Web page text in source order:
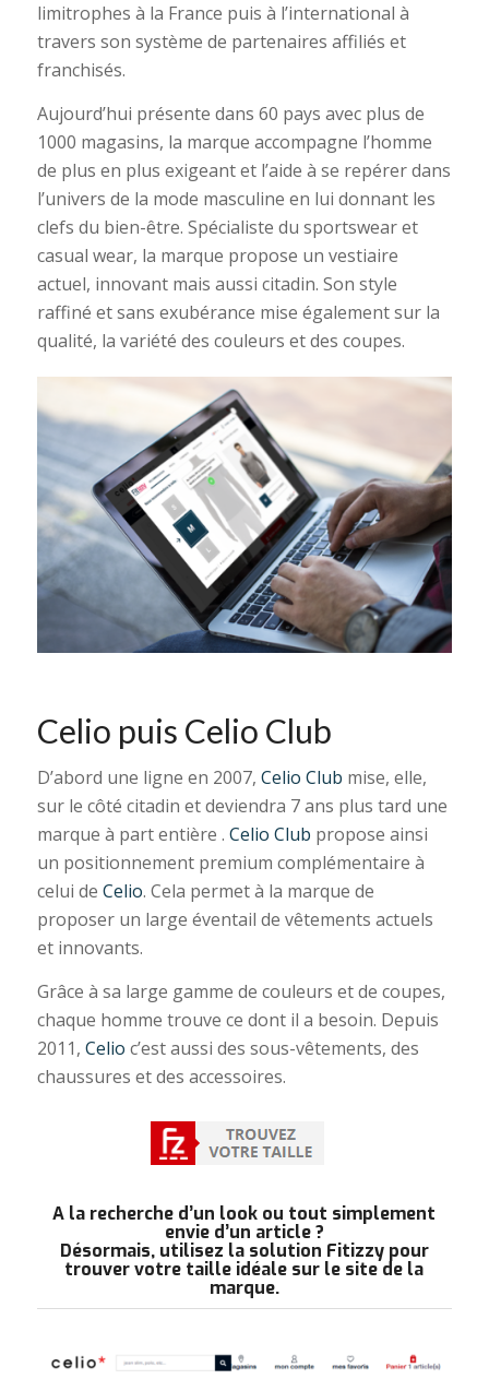
limitrophes à la France puis à l’international à
travers son système de partenaires affiliés et
franchisés.
Aujourd’hui présente dans 60 pays avec plus de
1000 magasins, la marque accompagne l’homme
de plus en plus exigeant et l’aide à se repérer dans
l’univers de la mode masculine en lui donnant les
clefs du bien-être. Spécialiste du sportswear et
casual wear, la marque propose un vestiaire
actuel, innovant mais aussi citadin. Son style
raffiné et sans exubérance mise également sur la
qualité, la variété des couleurs et des coupes.
Celio puis Celio Club
D’abord une ligne en 2007, Celio Club mise, elle,
sur le côté citadin et deviendra 7 ans plus tard une
marque à part entière . Celio Club propose ainsi
un positionnement premium complémentaire à
celui de Celio. Cela permet à la marque de
proposer un large éventail de vêtements actuels
et innovants.
Grâce à sa large gamme de couleurs et de coupes,
chaque homme trouve ce dont il a besoin. Depuis
2011, Celio c’est aussi des sous-vêtements, des
chaussures et des accessoires.
A la recherche d’un look ou tout simplement
envie d’un article ?
Désormais, utilisez la solution Fitizzy pour
trouver votre taille idéale sur le site de la
marque.